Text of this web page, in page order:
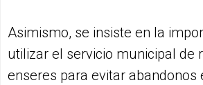
Asimismo, se insiste en la
utilizar el servicio municipal de
enseres para evitar abandonos